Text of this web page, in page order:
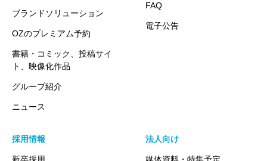
ブランドソリューション
OZのプレミアム予約
書籍・コミック、投稿サイ
ト、映像化作品
グループ紹介
ニュース
FAQ
電子公告
採用情報 法人向け